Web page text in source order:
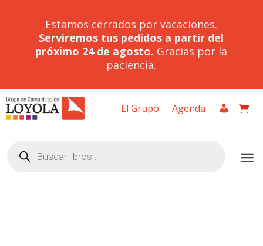
Estamos cerrados por vacaciones.
Serviremos tus pedidos a partir del
próximo 24 de agosto. Gracias por la
paciencia.
El Grupo Agenda
productos